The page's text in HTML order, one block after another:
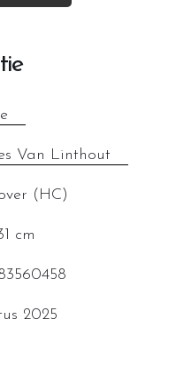
Van Linthout
(HC)
cm
2025